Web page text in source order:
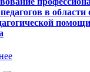
в области